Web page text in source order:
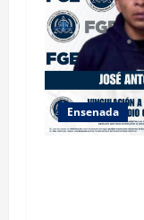
Ensenada